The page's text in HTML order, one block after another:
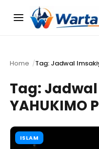
Menu
Home Tag: Jadwal
Tag:
YAHUKIMO
ISLAM